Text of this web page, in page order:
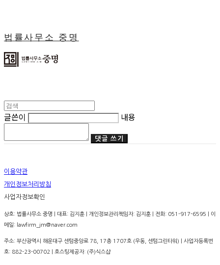
법률사무소 중명
글쓴이 내용
댓글 쓰기
이용약관
개인정보처리방침
사업자정보확인
상호: 법률사무소 중명 | 대표: 김지훈 | 개인정보관리책임자: 김지훈 | 전화: 051-917-6595 | 이
메일: lawfirm_jm@naver.com
주소: 부산광역시 해운대구 센텀중앙로 78, 17층 1707호 (우동, 센텀그린타워) | 사업자등록번
호: 882-23-00702 | 호스팅제공자: (주)식스샵